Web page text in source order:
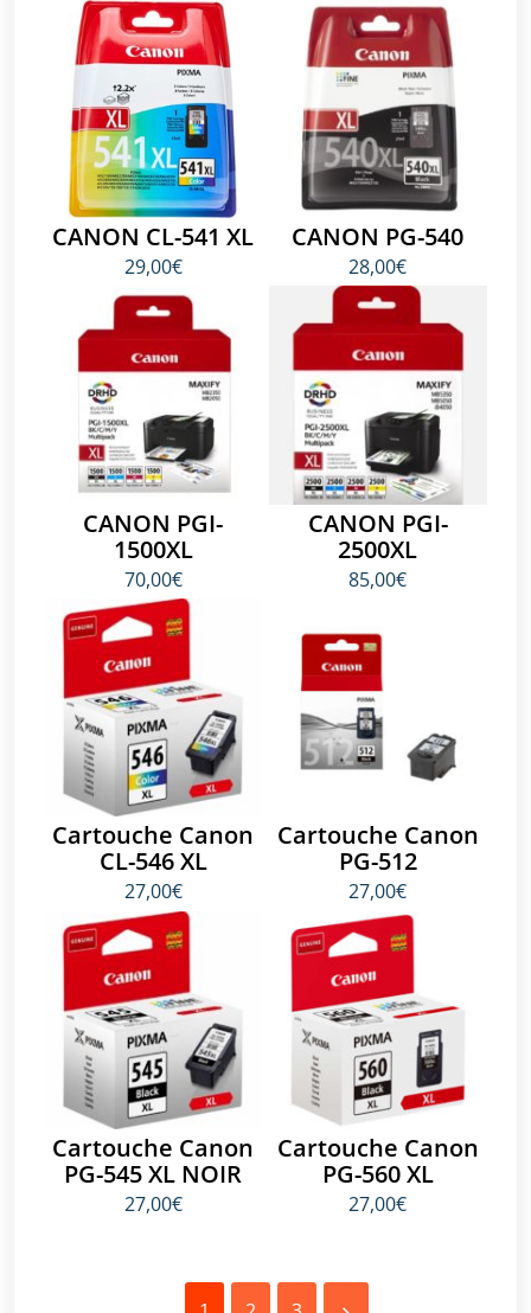
CANON CL-541 XL
29,00€
CANON PG-540
28,00€
CANON PGI-
1500XL
70,00€
CANON PGI-
2500XL
85,00€
Cartouche Canon
CL-546 XL
27,00€
Cartouche Canon
PG-512
27,00€
Cartouche Canon
PG-545 XL NOIR
27,00€
Cartouche Canon
PG-560 XL
27,00€